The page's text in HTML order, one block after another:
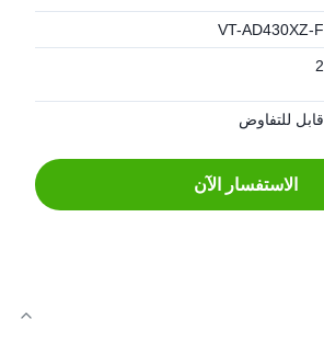
VT-AD430XZ-F
2
قابل للتفاوض
الاستفسار الآن